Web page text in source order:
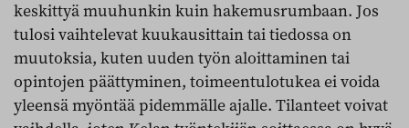
keskittyä muuhunkin kuin hakemusrumbaan. Jos
tulosi vaihtelevat kuukausittain tai tiedossa on
muutoksia, kuten uuden työn aloittaminen tai
opintojen päättyminen, toimeentulotukea ei voida
yleensä myöntää pidemmälle ajalle. Tilanteet voivat